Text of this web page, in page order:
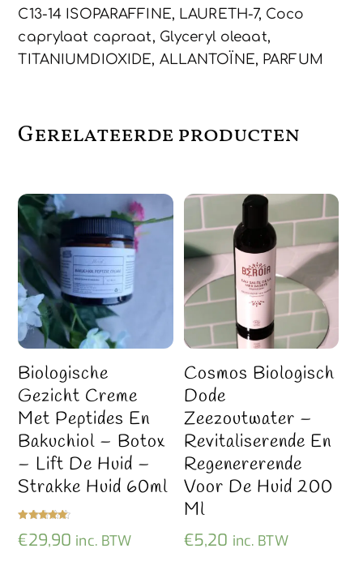
C13-14 ISOPARAFFINE, LAURETH-7, Coco
caprylaat capraat, Glyceryl oleaat,
TITANIUMDIOXIDE, ALLANTOÏNE, PARFUM
Gerelateerde producten
Biologische
Gezicht Creme
Met Peptides En
Bakuchiol – Botox
– Lift De Huid –
Strakke Huid 60ml
d
5.00
€29,90 inc. BTW
Cosmos Biologisch
Dode
Zeezoutwater –
Revitaliserende En
Regenererende
Voor De Huid 200
Ml
€5,20 inc. BTW